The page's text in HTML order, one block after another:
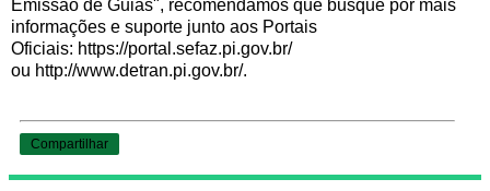
Emissão de Guias", recomendamos que busque por mais
informações e suporte junto aos Portais
Oficiais: https://portal.sefaz.pi.gov.br/
ou http://www.detran.pi.gov.br/.
Compartilhar